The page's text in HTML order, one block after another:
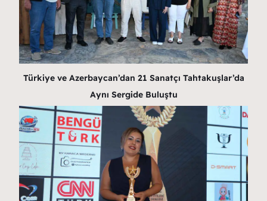
Türkiye ve Azerbaycan’dan 21 Sanatçı Tahtakuşlar’da
Aynı Sergide Buluştu